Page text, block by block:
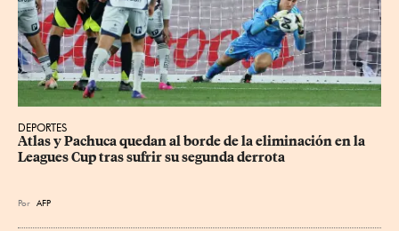
DEPORTES
Atlas y Pachuca quedan al borde de la eliminación en la
Leagues Cup tras sufrir su segunda derrota
Por AFP